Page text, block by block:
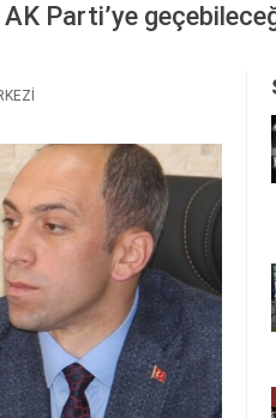
Parti’ye